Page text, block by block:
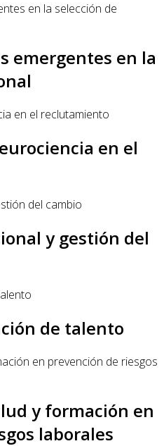
emergentes en la
en el
y gestión del
de talento
y formación en
laborales